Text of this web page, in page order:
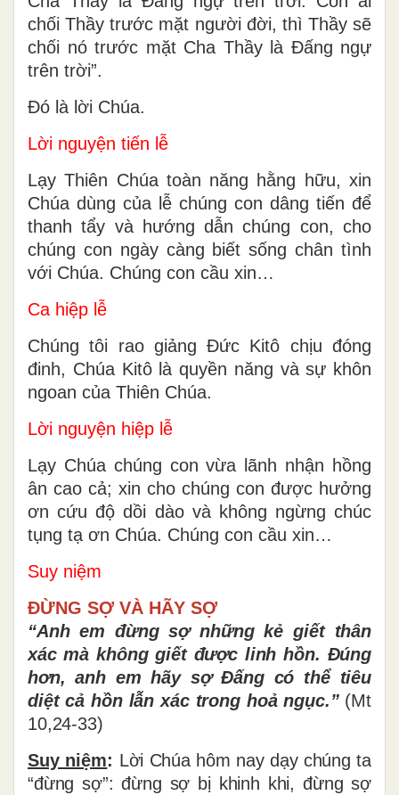
chối Thầy trước mặt người đời, thì Thầy sẽ
chối nó trước mặt Cha Thầy là Ðấng ngự
trên trời”.
Ðó là lời Chúa.
Lời nguyện tiến lễ
Lạy Thiên Chúa toàn năng hằng hữu, xin
Chúa dùng của lễ chúng con dâng tiến để
thanh tẩy và hướng dẫn chúng con, cho
chúng con ngày càng biết sống chân tình
với Chúa. Chúng con cầu xin…
Ca hiệp lễ
Chúng tôi rao giảng Đức Kitô chịu đóng
đinh, Chúa Kitô là quyền năng và sự khôn
ngoan của Thiên Chúa.
Lời nguyện hiệp lễ
Lạy Chúa chúng con vừa lãnh nhận hồng
ân cao cả; xin cho chúng con được hưởng
ơn cứu độ dồi dào và không ngừng chúc
tụng tạ ơn Chúa. Chúng con cầu xin…
Suy niệm
ĐỪNG SỢ VÀ HÃY SỢ
“Anh em đừng sợ những kẻ giết thân
xác mà không giết được linh hồn. Đúng
hơn, anh em hãy sợ Đấng có thể tiêu
diệt cả hồn lẫn xác trong hoả ngục.” (Mt
10,24-33)
Suy niệm: Lời Chúa hôm nay dạy chúng ta
“đừng sợ”: đừng sợ bị khinh khi, đừng sợ